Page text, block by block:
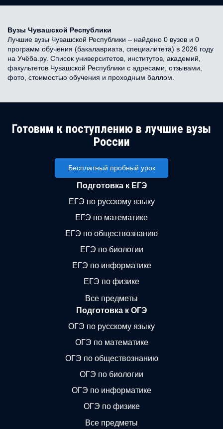
Вузы Чувашской Республики
Лучшие вузы Чувашской Республики – найдено 0 вузов и 0
программ обучения (бакалавриата, специалитета) в 2026 году
на Учёба.ру. Список университетов, институтов, академий,
факультетов Чувашской Республики с адресами, отзывами,
фото, стоимостью обучения и проходным баллом.
Готовим к поступлению в лучшие вузы
России
Бесплатный пробный урок
Подготовка к ЕГЭ
ЕГЭ по русскому языку
ЕГЭ по математике
ЕГЭ по обществознанию
ЕГЭ по биологии
ЕГЭ по информатике
ЕГЭ по физике
Все предметы
Подготовка к ОГЭ
ОГЭ по русскому языку
ОГЭ по математике
ОГЭ по обществознанию
ОГЭ по биологии
ОГЭ по информатике
ОГЭ по физике
Все предметы